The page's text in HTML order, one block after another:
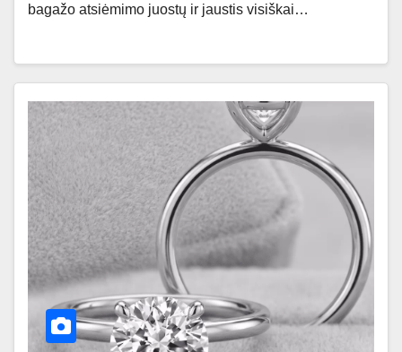
bagažo atsiėmimo juostų ir jaustis visiškai…